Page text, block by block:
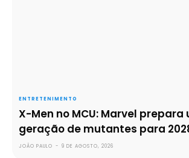
ENTRETENIMENTO
X-Men no MCU: Marvel prepara
geração de mutantes para
JOÃO PAULO - 9 DE AGOSTO, 2026